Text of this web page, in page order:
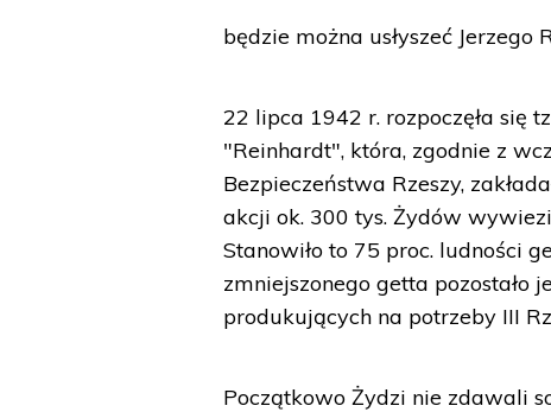
będzie można usłyszeć Jerzego
22 lipca 1942 r. rozpoczęła się
"Reinhardt", która, zgodnie z
Bezpieczeństwa Rzeszy,
akcji ok. 300 tys. Żydów
Stanowiło to 75 proc. ludności
zmniejszonego getta pozostało
produkujących na potrzeby III
Początkowo Żydzi nie zdawali